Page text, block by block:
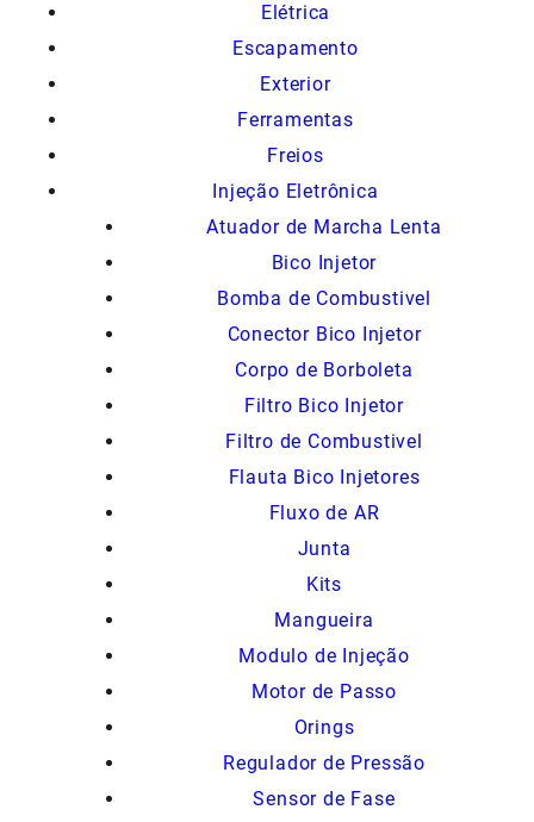
Elétrica
Escapamento
Exterior
Ferramentas
Freios
Injeção Eletrônica
Atuador de Marcha Lenta
Bico Injetor
Bomba de Combustivel
Conector Bico Injetor
Corpo de Borboleta
Filtro Bico Injetor
Filtro de Combustivel
Flauta Bico Injetores
Fluxo de AR
Junta
Kits
Mangueira
Modulo de Injeção
Motor de Passo
Orings
Regulador de Pressão
Sensor de Fase